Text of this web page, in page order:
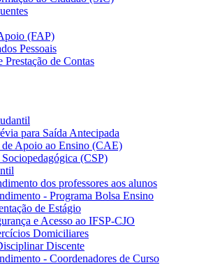
(FAP)
Pessoais
Prestação de Contas
para Saída Antecipada
de Apoio ao Ensino (CAE)
(CSP)
dos professores aos alunos
- Programa Bolsa Ensino
de Estágio
e Acesso ao IFSP-CJO
Domiciliares
Discente
- Coordenadores de Curso